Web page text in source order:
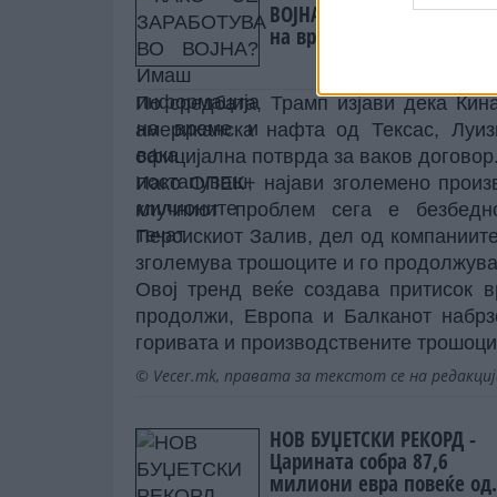
ВОЈНА? Имаш
на време и вака
милионите течат
По средбата, Трамп изјави дека
американска нафта од Тексас,
официјална потврда за ваков договор.
Иако ОПЕК+ најави зголемено
клучниот проблем сега е
Персискиот Залив, дел од
зголемува трошоците и го
Овој тренд веќе создава притисок
продолжи, Европа и Балканот
горивата и производствените
© Vecer.mk, правата за текстот се на
НОВ БУЏЕТСКИ РЕКОРД -
Царината собра 87,6
милиони евра повеќе од